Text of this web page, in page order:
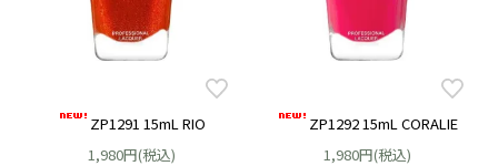
ZP1291 15mL RIO
1,980円(税込)
ZP1292 15mL CORALIE
1,980円(税込)